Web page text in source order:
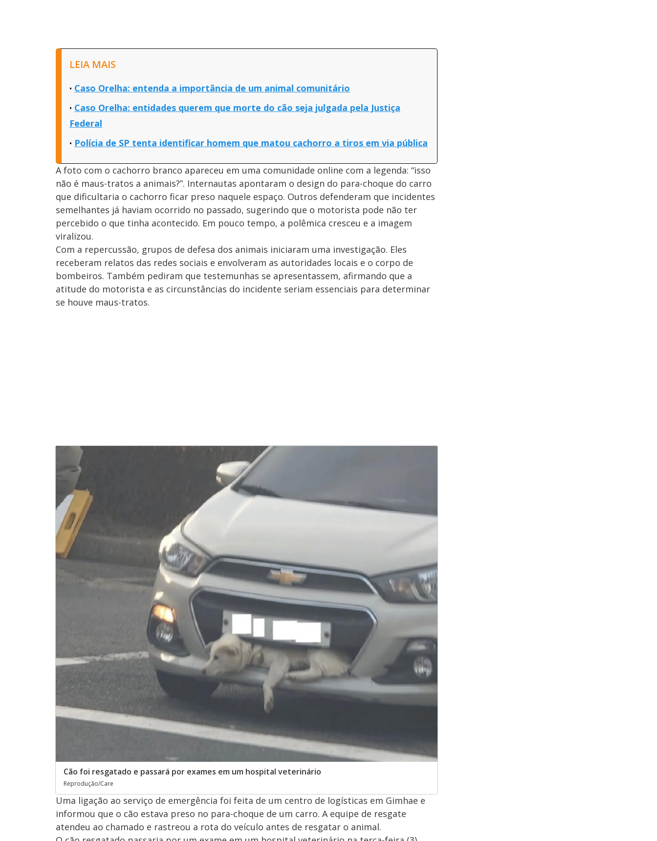
LEIA MAIS
Caso Orelha: entenda a importância de um animal comunitário
Caso Orelha: entidades querem que morte do cão seja julgada pela Justiça
Federal
Polícia de SP tenta identificar homem que matou cachorro a tiros em via pública
A foto com o cachorro branco apareceu em uma comunidade online com a legenda: “isso
não é maus-tratos a animais?”. Internautas apontaram o design do para-choque do carro
que dificultaria o cachorro ficar preso naquele espaço. Outros defenderam que incidentes
semelhantes já haviam ocorrido no passado, sugerindo que o motorista pode não ter
percebido o que tinha acontecido. Em pouco tempo, a polêmica cresceu e a imagem
viralizou.
Com a repercussão, grupos de defesa dos animais iniciaram uma investigação. Eles
receberam relatos das redes sociais e envolveram as autoridades locais e o corpo de
bombeiros. Também pediram que testemunhas se apresentassem, afirmando que a
atitude do motorista e as circunstâncias do incidente seriam essenciais para determinar
se houve maus-tratos.
Cão foi resgatado e passará por exames em um hospital veterinário
Reprodução/Care
Uma ligação ao serviço de emergência foi feita de um centro de logísticas em Gimhae e
informou que o cão estava preso no para-choque de um carro. A equipe de resgate
atendeu ao chamado e rastreou a rota do veículo antes de resgatar o animal.